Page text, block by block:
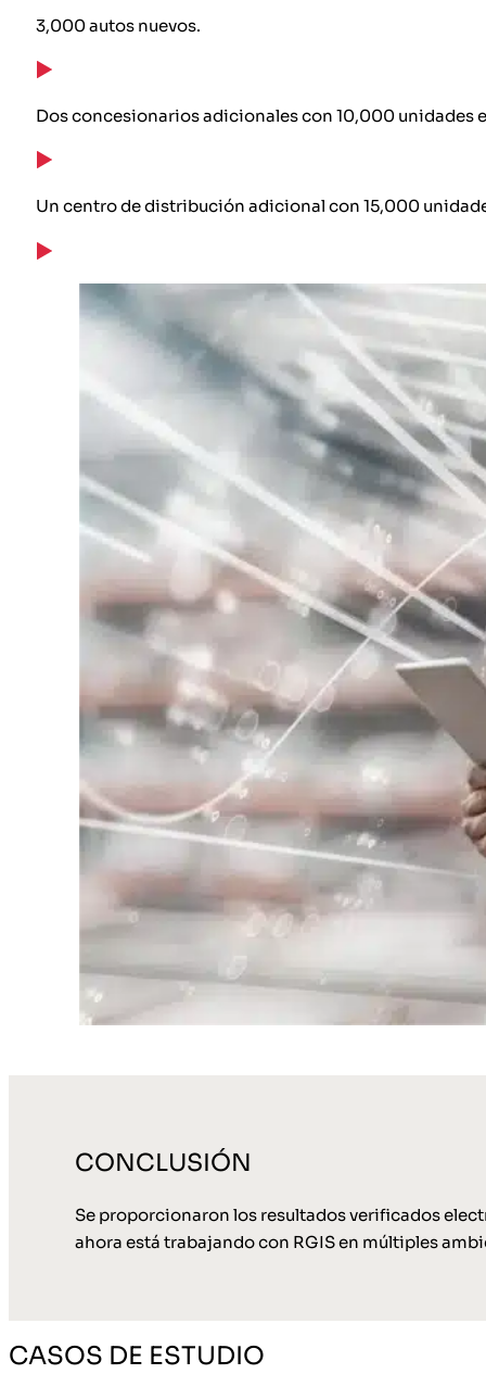
3,000 autos nuevos.
Dos concesionarios adicionales con 10,000 unidades
Un centro de distribución adicional con 15,000
CONCLUSIÓN
Se proporcionaron los resultados verificados
ahora está trabajando con RGIS en múltiples
CASOS DE ESTUDIO